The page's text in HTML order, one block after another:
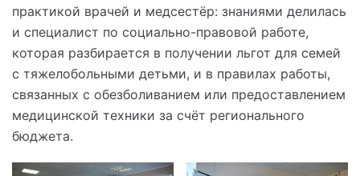
практикой врачей и медсестёр: знаниями делилась
и специалист по социально-правовой работе,
которая разбирается в получении льгот для семей
с тяжелобольными детьми, и в правилах работы,
связанных с обезболиванием или предоставлением
медицинской техники за счёт регионального
бюджета.